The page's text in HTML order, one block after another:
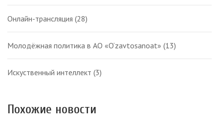
Онлайн-трансляция (28)
Молодёжная политика в АО «O‘zavtosanoat» (13)
Искуственный интеллект (3)
Похожие новости